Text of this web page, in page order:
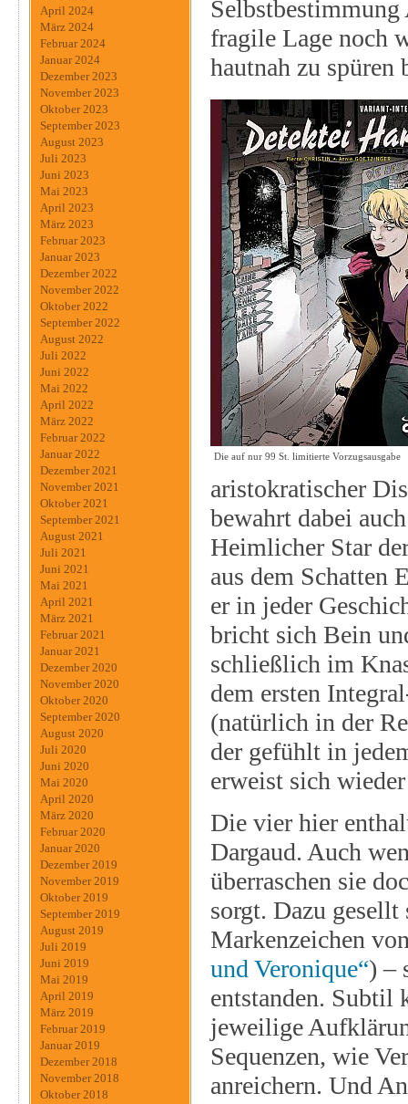
April 2024
März 2024
Februar 2024
Januar 2024
Dezember 2023
November 2023
Oktober 2023
September 2023
August 2023
Juli 2023
Juni 2023
Mai 2023
April 2023
März 2023
Februar 2023
Januar 2023
Dezember 2022
November 2022
Oktober 2022
September 2022
August 2022
Juli 2022
Juni 2022
Mai 2022
April 2022
März 2022
Februar 2022
Januar 2022
Dezember 2021
November 2021
Oktober 2021
September 2021
August 2021
Juli 2021
Juni 2021
Mai 2021
April 2021
März 2021
Februar 2021
Januar 2021
Dezember 2020
November 2020
Oktober 2020
September 2020
August 2020
Juli 2020
Juni 2020
Mai 2020
April 2020
März 2020
Februar 2020
Januar 2020
Dezember 2019
November 2019
Oktober 2019
September 2019
August 2019
Juli 2019
Juni 2019
Mai 2019
April 2019
März 2019
Februar 2019
Januar 2019
Dezember 2018
November 2018
Oktober 2018
fragile Lage noch
hautnah zu spüren
Die auf nur 99 St. limitierte Vorzugsausgabe
aristokratischer
bewahrt dabei
Heimlicher Star
aus dem Schatten
er in jeder
bricht sich Bein
schließlich im
dem ersten
(natürlich in der
der gefühlt in
erweist sich
Die vier hier
Dargaud. Auch
überraschen sie
sorgt. Dazu
Markenzeichen
und Veronique“) –
entstanden. Subtil
jeweilige
Sequenzen, wie
anreichern. Und